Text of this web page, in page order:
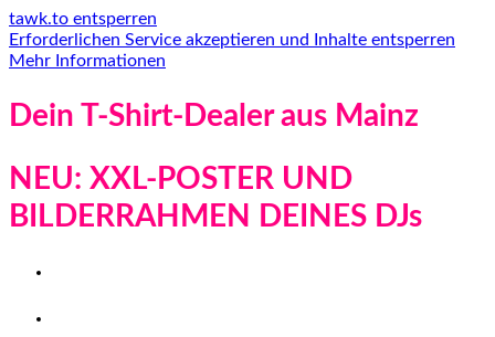
tawk.to entsperren
Erforderlichen Service akzeptieren und Inhalte entsperren
Mehr Informationen
Dein T-Shirt-Dealer aus Mainz
NEU: XXL-POSTER UND
BILDERRAHMEN DEINES DJs